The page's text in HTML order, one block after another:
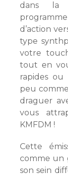
dans la
programme
d’action
type
votre
tout en
rapides ou
peu
draguer
vous
KMFDM !
Cette
comme un
son sein